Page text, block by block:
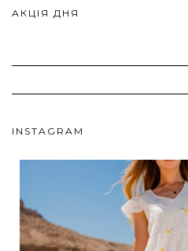
АКЦІЯ ДНЯ
INSTAGRAM
ebutikpl